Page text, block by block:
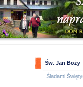
Św. Jan Boży
Śladami